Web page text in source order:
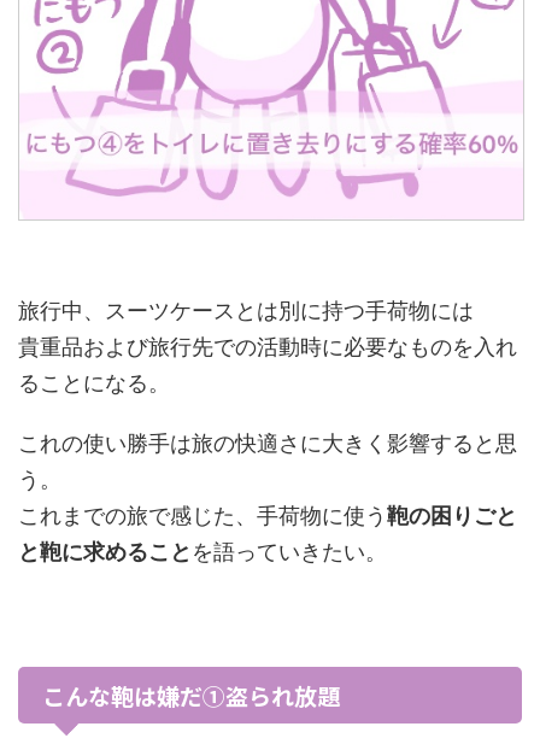
旅行中、スーツケースとは別に持つ手荷物には
貴重品および旅行先での活動時に必要なものを入れ
ることになる。
これの使い勝手は旅の快適さに大きく影響すると思
う。
これまでの旅で感じた、手荷物に使う鞄の困りごと
と鞄に求めること を語っていきたい。
こんな鞄は嫌だ①盗られ放題